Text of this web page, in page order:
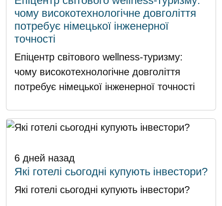
чому високотехнологічне довголіття
потребує німецької інженерної
точності
Епіцентр світового wellness-туризму:
чому високотехнологічне довголіття
потребує німецької інженерної точності
6 дней назад
Які готелі сьогодні купують інвестори?
Які готелі сьогодні купують інвестори?